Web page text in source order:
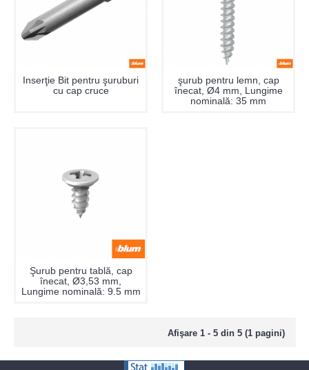
Inserţie Bit pentru şuruburi
cu cap cruce
şurub pentru lemn, cap
înecat, Ø4 mm, Lungime
nominală: 35 mm
Şurub pentru tablă, cap
înecat, Ø3,53 mm,
Lungime nominală: 9.5 mm
Afişare 1 - 5 din 5 (1 pagini)